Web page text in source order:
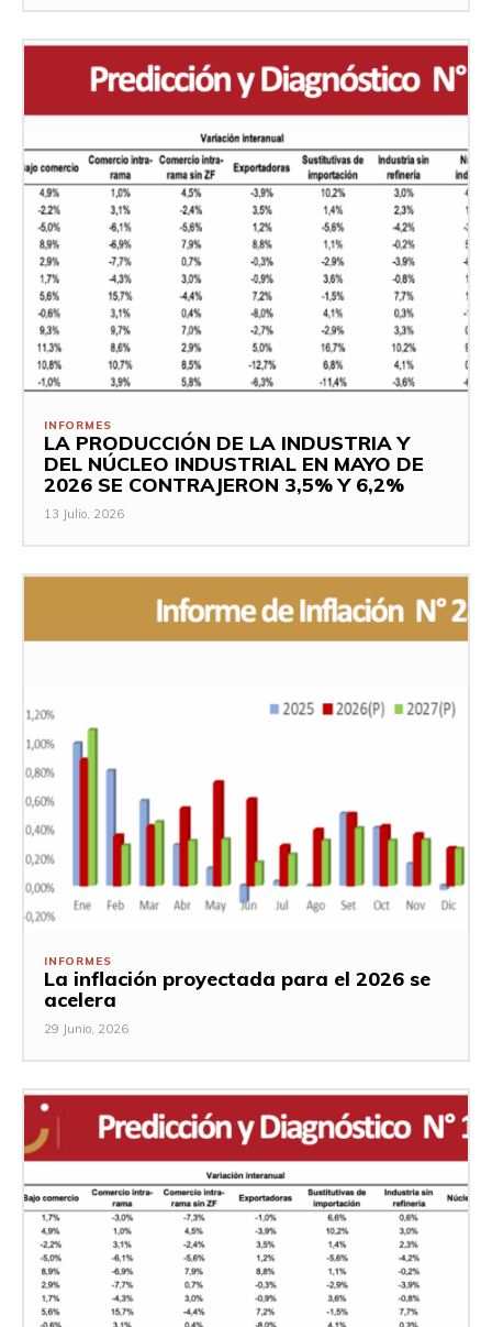
INFORMES
LA PRODUCCIÓN DE LA INDUSTRIA Y
DEL NÚCLEO INDUSTRIAL EN MAYO DE
2026 SE CONTRAJERON 3,5% Y 6,2%
13 Julio, 2026
INFORMES
La inflación proyectada para el 2026 se
acelera
29 Junio, 2026